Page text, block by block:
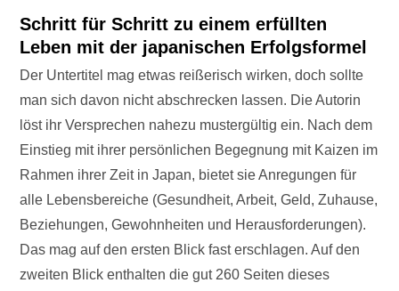
Schritt für Schritt zu einem erfüllten
Leben mit der japanischen Erfolgsformel
Der Untertitel mag etwas reißerisch wirken, doch sollte
man sich davon nicht abschrecken lassen. Die Autorin
löst ihr Versprechen nahezu mustergültig ein. Nach dem
Einstieg mit ihrer persönlichen Begegnung mit Kaizen im
Rahmen ihrer Zeit in Japan, bietet sie Anregungen für
alle Lebensbereiche (Gesundheit, Arbeit, Geld, Zuhause,
Beziehungen, Gewohnheiten und Herausforderungen).
Das mag auf den ersten Blick fast erschlagen. Auf den
zweiten Blick enthalten die gut 260 Seiten dieses